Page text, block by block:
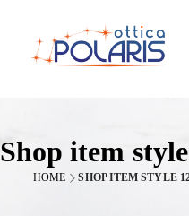
Shop item
HOME SHOP ITEM STYLE